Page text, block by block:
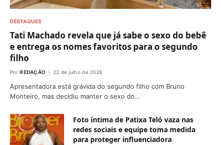
DESTAQUES
Tati Machado revela que já sabe o sexo do bebê
e entrega os nomes favoritos para o segundo
filho
Por REDAÇÃO 22 de julho de 2026
Apresentadora está grávida do segundo filho com Bruno
Monteiro, mas decidiu manter o sexo do…
Foto íntima de Patixa Teló vaza nas
redes sociais e equipe toma medida
para proteger influenciadora